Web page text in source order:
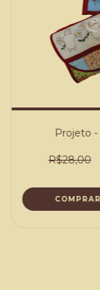
Projeto
R$28,00
COMPRAR